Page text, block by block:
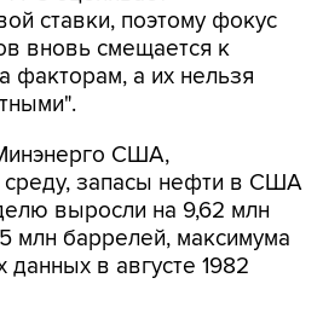
ставки, поэтому фокус
вновь смещается к
факторам, а их нельзя
США,
запасы нефти в США
выросли на 9,62 млн
млн баррелей, максимума
данных в августе 1982